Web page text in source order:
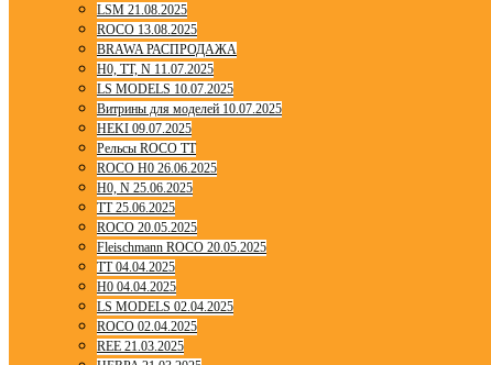
LSM 21.08.2025
ROCO 13.08.2025
BRAWA РАСПРОДАЖА
H0, TT, N 11.07.2025
LS MODELS 10.07.2025
Витрины для моделей 10.07.2025
HEKI 09.07.2025
Рельсы ROCO TT
ROCO H0 26.06.2025
H0, N 25.06.2025
TT 25.06.2025
ROCO 20.05.2025
Fleischmann ROCO 20.05.2025
TT 04.04.2025
H0 04.04.2025
LS MODELS 02.04.2025
ROCO 02.04.2025
REE 21.03.2025